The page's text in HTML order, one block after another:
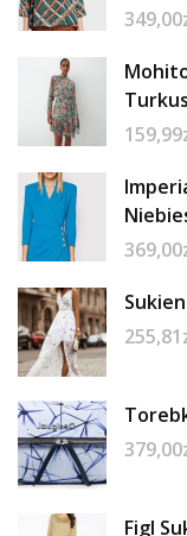
349,00
159,99
369,00
255,81
379,00
Figl